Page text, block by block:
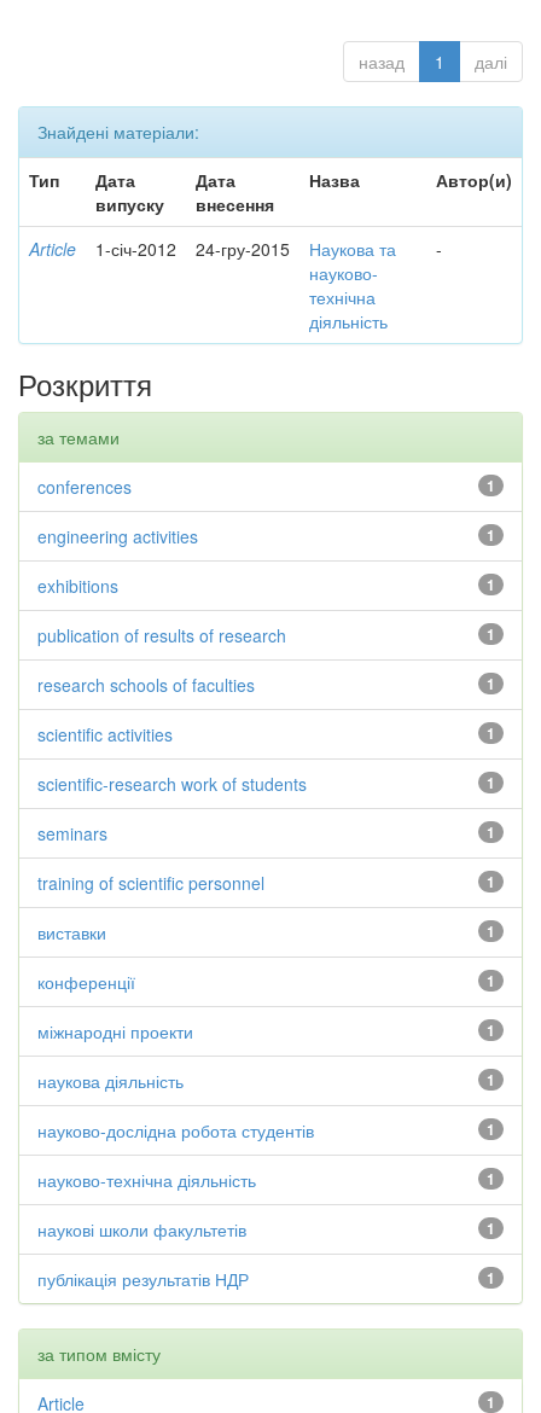
назад 1 далі
Знайдені матеріали:
Тип
Дата
випуску
Дата
внесення
Назва Автор(и)
Article 1-січ-2012 24-гру-2015
Наукова та
науково-
технічна
діяльність
-
Розкриття
за темами
1
conferences
1
engineering activities
1
exhibitions
1
publication of results of research
1
research schools of faculties
1
scientific activities
1
scientific-research work of students
1
seminars
1
training of scientific personnel
1
виставки
1
конференції
1
міжнародні проекти
1
наукова діяльність
1
науково-дослідна робота студентів
1
науково-технічна діяльність
1
наукові школи факультетів
1
публікація результатів НДР
за типом вмісту
1
Article